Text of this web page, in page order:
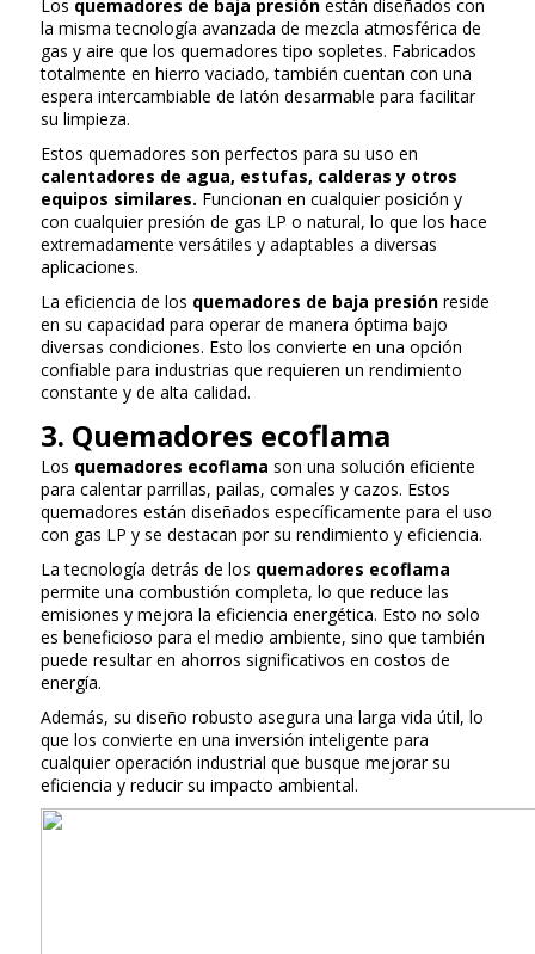
Los quemadores de baja presión están diseñados con
la misma tecnología avanzada de mezcla atmosférica de
gas y aire que los quemadores tipo sopletes. Fabricados
totalmente en hierro vaciado, también cuentan con una
espera intercambiable de latón desarmable para facilitar
su limpieza.
Estos quemadores son perfectos para su uso en
calentadores de agua, estufas, calderas y otros
equipos similares. Funcionan en cualquier posición y
con cualquier presión de gas LP o natural, lo que los hace
extremadamente versátiles y adaptables a diversas
aplicaciones.
La eficiencia de los quemadores de baja presión reside
en su capacidad para operar de manera óptima bajo
diversas condiciones. Esto los convierte en una opción
confiable para industrias que requieren un rendimiento
constante y de alta calidad.
3. Quemadores ecoflama
Los quemadores ecoflama son una solución eficiente
para calentar parrillas, pailas, comales y cazos. Estos
quemadores están diseñados específicamente para el uso
con gas LP y se destacan por su rendimiento y eficiencia.
La tecnología detrás de los quemadores ecoflama
permite una combustión completa, lo que reduce las
emisiones y mejora la eficiencia energética. Esto no solo
es beneficioso para el medio ambiente, sino que también
puede resultar en ahorros significativos en costos de
energía.
Además, su diseño robusto asegura una larga vida útil, lo
que los convierte en una inversión inteligente para
cualquier operación industrial que busque mejorar su
eficiencia y reducir su impacto ambiental.